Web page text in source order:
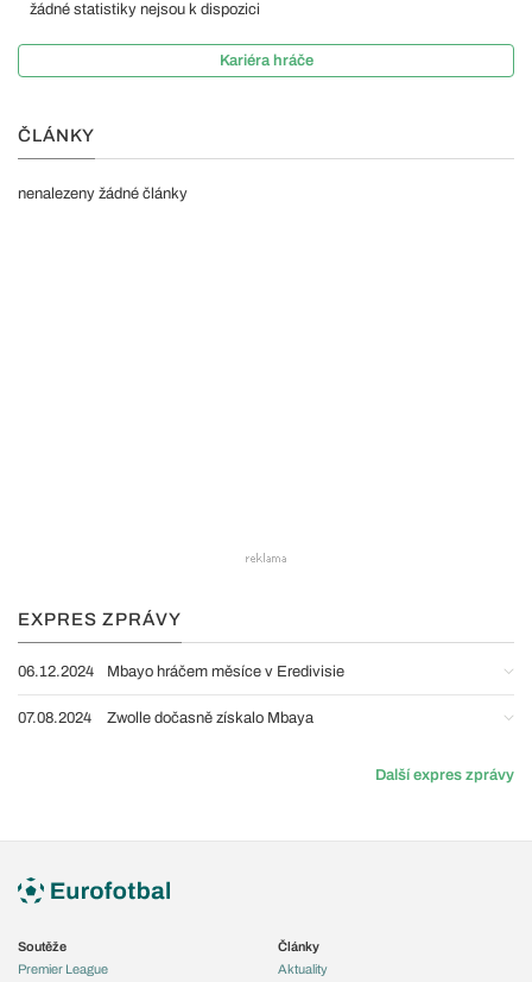
žádné statistiky nejsou k dispozici
Kariéra hráče
ČLÁNKY
nenalezeny žádné články
EXPRES ZPRÁVY
06.12.2024 Mbayo hráčem měsíce v Eredivisie
07.08.2024 Zwolle dočasně získalo Mbaya
Další expres zprávy
Soutěže
Premier League
Články
Aktuality